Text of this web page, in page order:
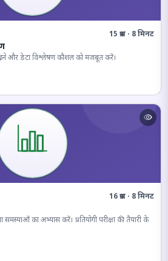
15 प्रश्न · 8 मिनट
पढ़ने और डेटा विश्लेषण कौशल को मजबूत करें।
16 प्रश्न · 8 मिनट
का अभ्यास करें। प्रतियोगी परीक्षा की तैयारी के